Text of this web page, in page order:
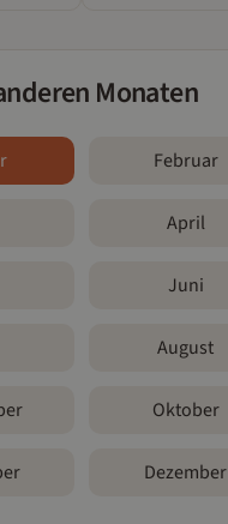
Monaten
Februar
April
Juni
August
Oktober
Dezember